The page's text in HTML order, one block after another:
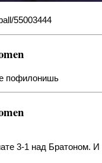
55003444
пофилонишь
3-1 над Братоном.